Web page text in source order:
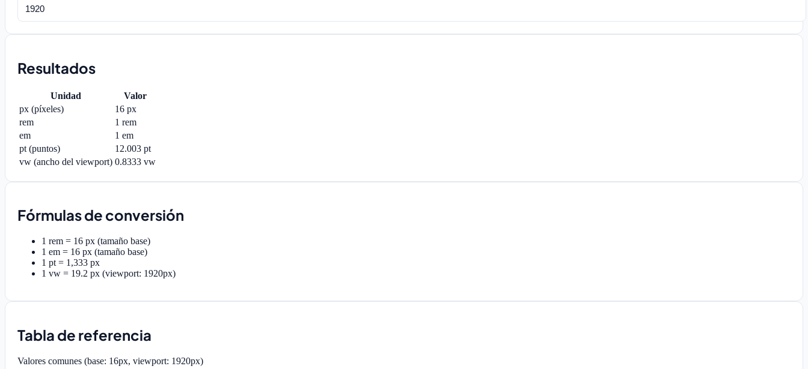
Resultados
Unidad
Valor
px (píxeles)
16 px
rem
1 rem
em
1 em
pt (puntos)
12.003 pt
vw (ancho del viewport) 0.8333 vw
Fórmulas de conversión
1 rem = 16 px (tamaño base)
1 em = 16 px (tamaño base)
1 pt = 1,333 px
1 vw = 19.2 px (viewport: 1920px)
Tabla de referencia
Valores comunes (base: 16px, viewport: 1920px)